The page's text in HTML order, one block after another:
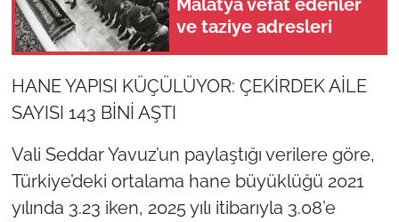
Malatya vefat edenler
ve taziye adresleri
HANE YAPISI KÜÇÜLÜYOR: ÇEKİRDEK AİLE
SAYISI 143 BİNİ AŞTI
Vali Seddar Yavuz’un paylaştığı verilere göre,
Türkiye’deki ortalama hane büyüklüğü 2021
yılında 3.23 iken, 2025 yılı itibarıyla 3.08’e